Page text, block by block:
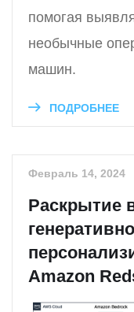
помогая
необычные
машин.
ПОДРОБНЕЕ
Февраль 14, 2024
Раскрытие
Amazon